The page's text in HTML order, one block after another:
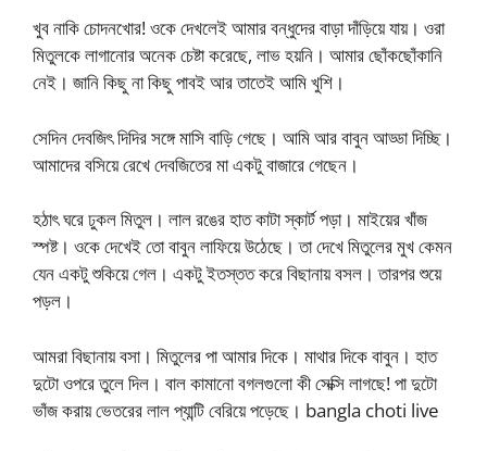
খুব নাকি চোদনখোর! ওকে দেখলেই আমার বন্ধুদের বাড়া দাঁড়িয়ে যায়। ওরা
মিতুলকে লাগানোর অনেক চেষ্টা করেছে, লাভ হয়নি। আমার ছোঁকছোঁকানি
নেই। জানি কিছু না কিছু পাবই আর তাতেই আমি খুশি।
সেদিন দেবজিৎ দিদির সঙ্গে মাসি বাড়ি গেছে। আমি আর বাবুন আড্ডা দিচ্ছি।
আমাদের বসিয়ে রেখে দেবজিতের মা একটু বাজারে গেছেন।
হঠাৎ ঘরে ঢুকল মিতুল। লাল রঙের হাত কাটা স্কার্ট পড়া। মাইয়ের খাঁজ
স্পষ্ট। ওকে দেখেই তো বাবুন লাফিয়ে উঠেছে। তা দেখে মিতুলের মুখ কেমন
যেন একটু শুকিয়ে গেল। একটু ইতস্তত করে বিছানায় বসল। তারপর শুয়ে
পড়ল।
আমরা বিছানায় বসা। মিতুলের পা আমার দিকে। মাথার দিকে বাবুন। হাত
দুটো ওপরে তুলে দিল। বাল কামানো বগলগুলো কী সেক্সি লাগছে! পা দুটো
ভাঁজ করায় ভেতরের লাল প্যান্টি বেরিয়ে পড়েছে। bangla choti live